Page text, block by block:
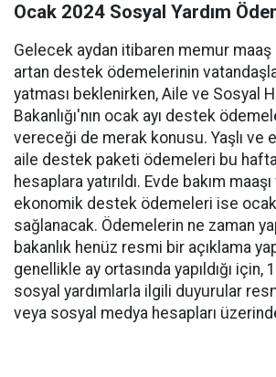
Ocak 2024 Sosyal Yardım
Gelecek aydan itibaren memur maaş
artan destek ödemelerinin
yatması beklenirken, Aile ve Sosyal
Bakanlığı'nın ocak ayı destek
vereceği de merak konusu. Yaşlı ve
aile destek paketi ödemeleri bu
hesaplara yatırıldı. Evde bakım
ekonomik destek ödemeleri ise ocak
sağlanacak. Ödemelerin ne zaman
bakanlık henüz resmi bir açıklama
genellikle ay ortasında yapıldığı için,
sosyal yardımlarla ilgili duyurular
veya sosyal medya hesapları